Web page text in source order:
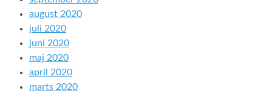
august 2020
juli 2020
juni 2020
maj 2020
april 2020
marts 2020